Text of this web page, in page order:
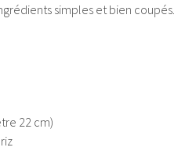
simples et bien coupés.
22 cm)